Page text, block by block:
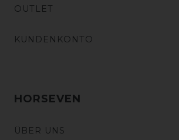
OUTLET
KUNDENKONTO
HORSEVEN
ÜBER UNS